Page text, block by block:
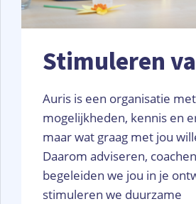
Stimuleren
Auris is een organisatie
mogelijkheden, kennis en
maar wat graag met jou
Daarom adviseren,
begeleiden we jou in je
stimuleren we duurzame